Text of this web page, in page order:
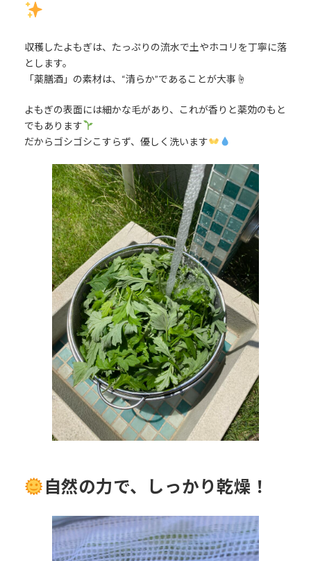
収穫したよもぎは、たっぷりの流水で土やホコリを丁寧に落
とします。
「薬膳酒」の素材は、“清らか”であることが大事☝️
よもぎの表面には細かな毛があり、これが香りと薬効のもと
でもあります
だからゴシゴシこすらず、優しく洗います
自然の力で、しっかり乾燥！